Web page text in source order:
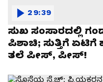
ಸುಖ ಸಂಸಾರದಲ್ಲಿ
ಪಿಶಾಚಿ; ಸುತ್ತಿಗೆ
ತಲೆ ಪೀಸ್, ಪೀಸ್!
29:39